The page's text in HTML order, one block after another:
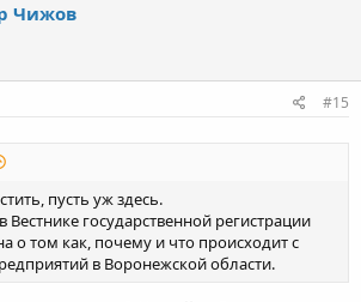
Чижов
#15
пусть уж здесь.
Вестнике государственной регистрации
о том как, почему и что происходит с
в Воронежской области.